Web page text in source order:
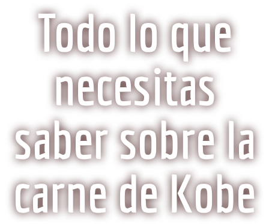
Todo lo que
necesitas
saber sobre la
carne de Kobe